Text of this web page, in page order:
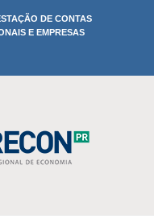
DE CONTAS
E EMPRESAS